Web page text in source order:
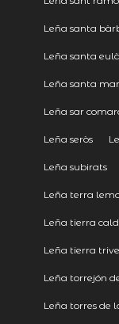
Leña santa
Leña santa
Leña santa
Leña sar
Leña seròs
Leña subirats
Leña terra
Leña tierra
Leña tierra
Leña torrejón
Leña torres de